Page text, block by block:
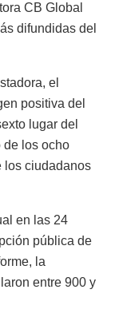
CB Global
difundidas del
el
positiva del
lugar del
de los ocho
los ciudadanos
en las 24
pública de
la
entre 900 y